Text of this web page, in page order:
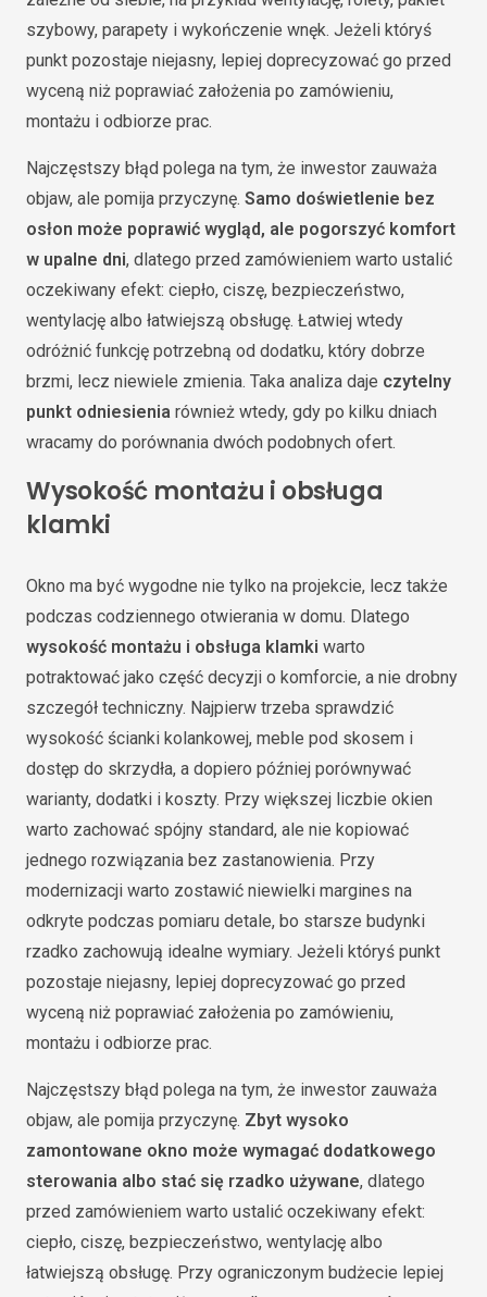
szybowy, parapety i wykończenie wnęk. Jeżeli któryś
punkt pozostaje niejasny, lepiej doprecyzować go przed
wyceną niż poprawiać założenia po zamówieniu,
montażu i odbiorze prac.
Najczęstszy błąd polega na tym, że inwestor zauważa
objaw, ale pomija przyczynę. Samo doświetlenie bez
osłon może poprawić wygląd, ale pogorszyć komfort
w upalne dni, dlatego przed zamówieniem warto ustalić
oczekiwany efekt: ciepło, ciszę, bezpieczeństwo,
wentylację albo łatwiejszą obsługę. Łatwiej wtedy
odróżnić funkcję potrzebną od dodatku, który dobrze
brzmi, lecz niewiele zmienia. Taka analiza daje czytelny
punkt odniesienia również wtedy, gdy po kilku dniach
wracamy do porównania dwóch podobnych ofert.
Wysokość montażu i obsługa
klamki
Okno ma być wygodne nie tylko na projekcie, lecz także
podczas codziennego otwierania w domu. Dlatego
wysokość montażu i obsługa klamki warto
potraktować jako część decyzji o komforcie, a nie drobny
szczegół techniczny. Najpierw trzeba sprawdzić
wysokość ścianki kolankowej, meble pod skosem i
dostęp do skrzydła, a dopiero później porównywać
warianty, dodatki i koszty. Przy większej liczbie okien
warto zachować spójny standard, ale nie kopiować
jednego rozwiązania bez zastanowienia. Przy
modernizacji warto zostawić niewielki margines na
odkryte podczas pomiaru detale, bo starsze budynki
rzadko zachowują idealne wymiary. Jeżeli któryś punkt
pozostaje niejasny, lepiej doprecyzować go przed
wyceną niż poprawiać założenia po zamówieniu,
montażu i odbiorze prac.
Najczęstszy błąd polega na tym, że inwestor zauważa
objaw, ale pomija przyczynę. Zbyt wysoko
zamontowane okno może wymagać dodatkowego
sterowania albo stać się rzadko używane, dlatego
przed zamówieniem warto ustalić oczekiwany efekt:
ciepło, ciszę, bezpieczeństwo, wentylację albo
łatwiejszą obsługę. Przy ograniczonym budżecie lepiej